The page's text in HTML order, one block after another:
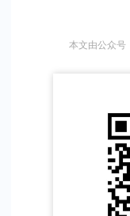
本文由公众号